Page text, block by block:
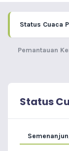
Status Cuaca
Pemantauan
Status